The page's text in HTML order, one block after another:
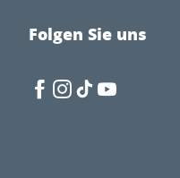
Folgen Sie uns